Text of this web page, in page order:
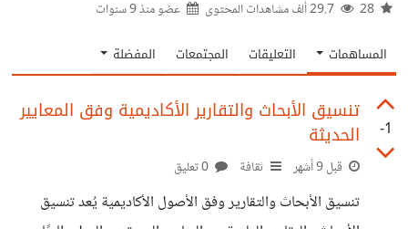
عضو منذ9 سنوات
المساهمات التعليقات المجتمعات المفضلة
-1
تنسيق الأبحاث والتقارير الأكاديمية وفق المعايير
الحديثة
قبل 9 أشهر ثقافة
تنسيق الأبحاث والتقارير وفق الأصول الأكاديمية يُعد تنسيق